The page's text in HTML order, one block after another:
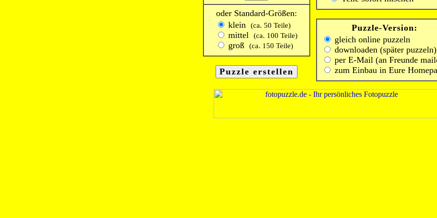
oder Standard-Größen:
klein
(ca. 50 Teile)
mittel (ca. 100 Teile)
groß (ca. 150 Teile)
Puzzle-Version:
gleich online puzzeln
downloaden (später puzzeln)
per E-Mail (an Freunde
zum Einbau in Eure